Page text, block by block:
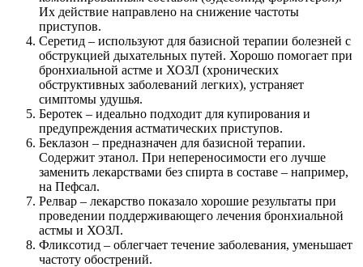
Их действие направлено на снижение частоты
приступов.
Серетид – используют для базисной терапии болезней с
обструкцией дыхательных путей. Хорошо помогает при
бронхиальной астме и ХОЗЛ (хронических
обструктивных заболеваний легких), устраняет
симптомы удушья.
Беротек – идеально подходит для купирования и
предупреждения астматических приступов.
Беклазон – предназначен для базисной терапии.
Содержит этанол. При непереносимости его лучше
заменить лекарствами без спирта в составе – например,
на Пефсал.
Релвар – лекарство показало хорошие результаты при
проведении поддерживающего лечения бронхиальной
астмы и ХОЗЛ.
Фликсотид – облегчает течение заболевания, уменьшает
частоту обострений.